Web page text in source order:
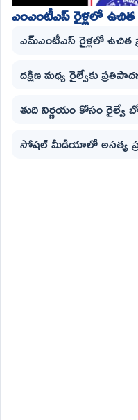
ఎంఎంటీఎస్ రైళ్లలో
ఎమ్ఎంటీఎస్ రైళ్లలో ఉచిత
దక్షిణ మధ్య రైల్వేకు
తుది నిర్ణయం కోసం రైల్వే
సోషల్ మీడియాలో అసత్య